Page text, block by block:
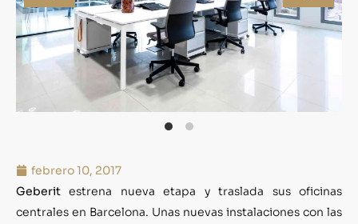
febrero 10, 2017
Geberit estrena nueva etapa y traslada sus oficinas
centrales en Barcelona. Unas nuevas instalaciones con las